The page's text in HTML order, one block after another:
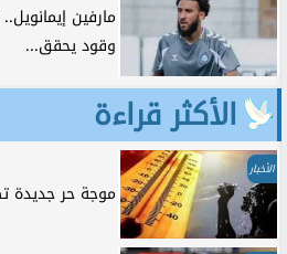
مارفين
وقود يحقق...
الأكثر قراءة
الأخبار
موجة حر جديدة تضرب 8 دول